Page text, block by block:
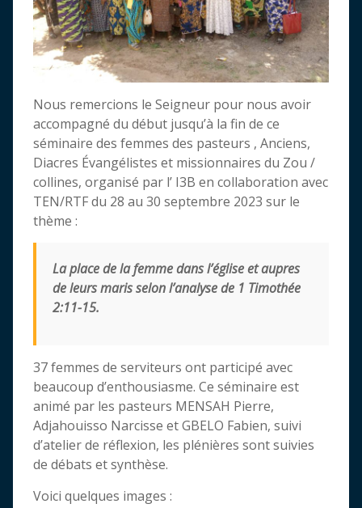
Nous remercions le Seigneur pour nous avoir
accompagné du début jusqu’à la fin de ce
séminaire des femmes des pasteurs , Anciens,
Diacres Évangélistes et missionnaires du Zou /
collines, organisé par l’ I3B en collaboration avec
TEN/RTF du 28 au 30 septembre 2023 sur le
thème :
La place de la femme dans l’église et aupres
de leurs maris selon l’analyse de 1 Timothée
2:11-15.
37 femmes de serviteurs ont participé avec
beaucoup d’enthousiasme. Ce séminaire est
animé par les pasteurs MENSAH Pierre,
Adjahouisso Narcisse et GBELO Fabien, suivi
d’atelier de réflexion, les plénières sont suivies
de débats et synthèse.
Voici quelques images :